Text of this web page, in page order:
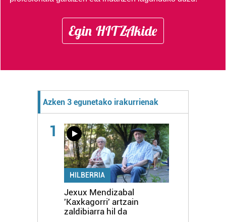
Egin HITZAkide
Azken 3 egunetako irakurrienak
1
HILBERRIA
Jexux Mendizabal
'Kaxkagorri' artzain
zaldibiarra hil da